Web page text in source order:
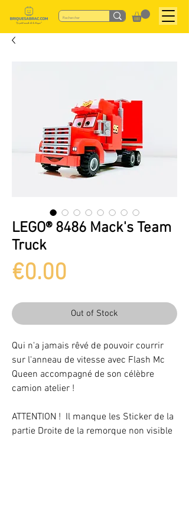
LEGO® 8486 Mack's Team
Truck
€0.00
Out of Stock
Qui n'a jamais rêvé de pouvoir courrir
sur l'anneau de vitesse avec Flash Mc
Queen accompagné de son célèbre
camion atelier !
ATTENTION ! Il manque les Sticker de la
partie Droite de la remorque non visible